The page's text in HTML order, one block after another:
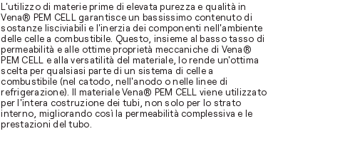
L'utilizzo di materie prime di elevata purezza e qualità in
Vena® PEM CELL garantisce un bassissimo contenuto di
sostanze lisciviabili e l'inerzia dei componenti nell'ambiente
delle celle a combustibile. Questo, insieme al basso tasso di
permeabilità e alle ottime proprietà meccaniche di Vena®
PEM CELL e alla versatilità del materiale, lo rende un'ottima
scelta per qualsiasi parte di un sistema di celle a
combustibile (nel catodo, nell'anodo o nelle linee di
refrigerazione). Il materiale Vena® PEM CELL viene utilizzato
per l'intera costruzione dei tubi, non solo per lo strato
interno, migliorando così la permeabilità complessiva e le
prestazioni del tubo.